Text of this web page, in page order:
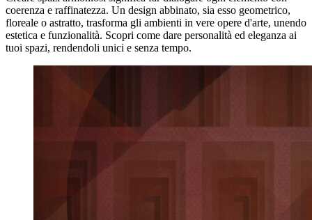
coerenza e raffinatezza. Un design abbinato, sia esso geometrico,
floreale o astratto, trasforma gli ambienti in vere opere d'arte, unendo
estetica e funzionalità. Scopri come dare personalità ed eleganza ai
tuoi spazi, rendendoli unici e senza tempo.